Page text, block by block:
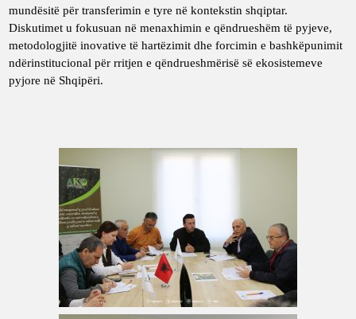
mundësitë për transferimin e tyre në kontekstin shqiptar.
Diskutimet u fokusuan në menaxhimin e qëndrueshëm të pyjeve,
metodologjitë inovative të hartëzimit dhe forcimin e bashkëpunimit
ndërinstitucional për rritjen e qëndrueshmërisë së ekosistemeve
pyjore në Shqipëri.